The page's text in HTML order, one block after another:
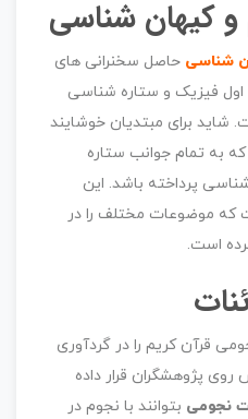
و کیهان شناسی
شناسی حاصل سخنرانی های
اول فیزیک و ستاره شناسی
شاید برای مبتدیان خوشایند
به تمام جوانب ستاره
پرداخته باشد. این
که موضوعات مختلف را در
است.
قرآن کریم را در گردآوری
روی پژوهشگران قرار داده
نجومی بتوانند با نجوم در